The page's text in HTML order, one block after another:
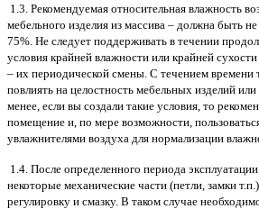
1.3. Рекомендуемая относительная влажность
мебельного изделия из массива – должна быть
75%. Не следует поддерживать в течении
условия крайней влажности или крайней
– их периодической смены. С течением времени
повлиять на целостность мебельных изделий
менее, если вы создали такие условия, то
помещение и, по мере возможности,
увлажнителями воздуха для нормализации
1.4. После определенного периода
некоторые механические части (петли, замки
регулировку и смазку. В таком случае